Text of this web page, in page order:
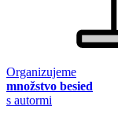
Organizujeme
množstvo besied
s autormi